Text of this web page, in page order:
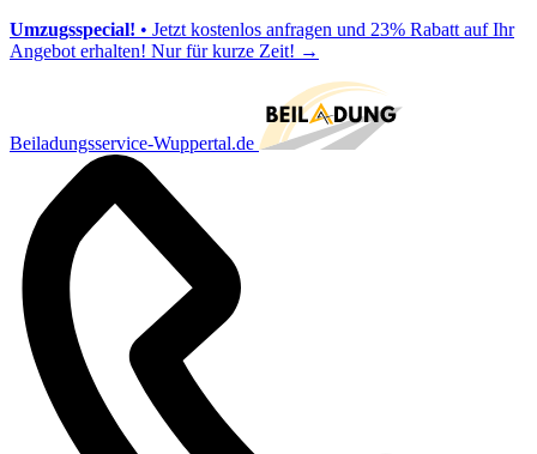
Umzugsspecial! • Jetzt kostenlos anfragen und 23% Rabatt auf Ihr
Angebot erhalten! Nur für kurze Zeit! →
Beiladungsservice-Wuppertal.de